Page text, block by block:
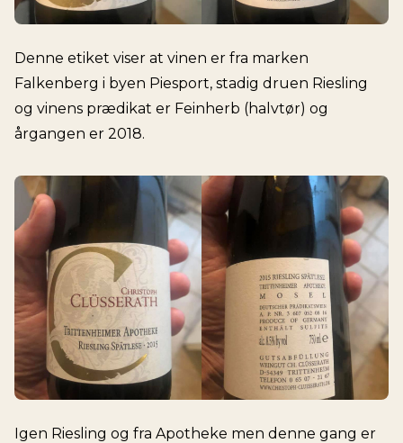
Denne etiket viser at vinen er fra marken
Falkenberg i byen Piesport, stadig druen Riesling
og vinens prædikat er Feinherb (halvtør) og
årgangen er 2018.
Igen Riesling og fra Apotheke men denne gang er